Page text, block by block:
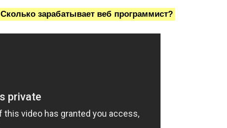
зарабатывает веб программист?